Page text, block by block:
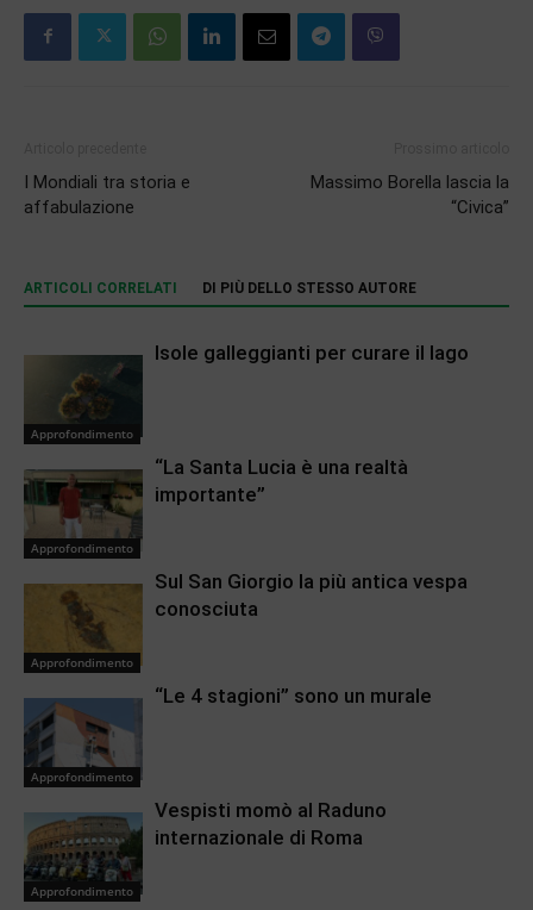
I Mondiali tra storia e
affabulazione
Massimo Borella lascia la
“Civica”
ARTICOLI CORRELATI DI PIÙ DELLO STESSO AUTORE
Approfondimento
Isole galleggianti per curare il lago
Approfondimento
“La Santa Lucia è una realtà
importante”
Approfondimento
Sul San Giorgio la più antica vespa
conosciuta
Approfondimento
“Le 4 stagioni” sono un murale
Approfondimento
Vespisti momò al Raduno
internazionale di Roma